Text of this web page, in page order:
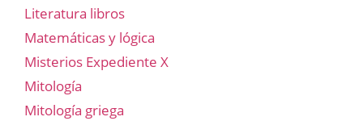
Literatura libros
Matemáticas y lógica
Misterios Expediente X
Mitología
Mitología griega